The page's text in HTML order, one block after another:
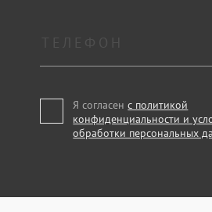
Я согласенс политикой
конфиденциальности и
обработки персональных